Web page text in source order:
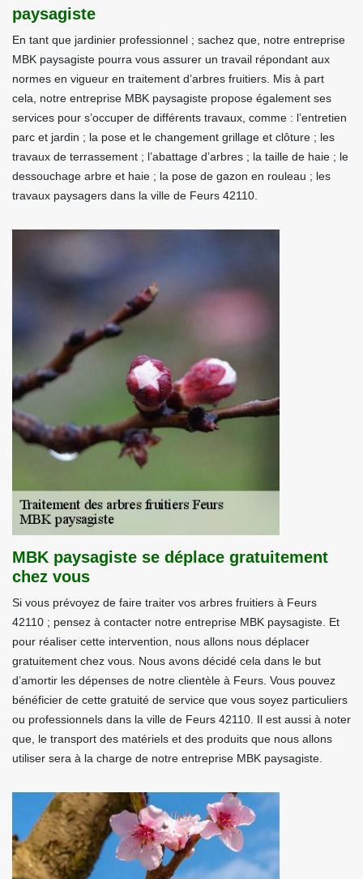
paysagiste
En tant que jardinier professionnel ; sachez que, notre entreprise
MBK paysagiste pourra vous assurer un travail répondant aux
normes en vigueur en traitement d’arbres fruitiers. Mis à part
cela, notre entreprise MBK paysagiste propose également ses
services pour s’occuper de différents travaux, comme : l’entretien
parc et jardin ; la pose et le changement grillage et clôture ; les
travaux de terrassement ; l’abattage d’arbres ; la taille de haie ; le
dessouchage arbre et haie ; la pose de gazon en rouleau ; les
travaux paysagers dans la ville de Feurs 42110.
MBK paysagiste se déplace gratuitement
chez vous
Si vous prévoyez de faire traiter vos arbres fruitiers à Feurs
42110 ; pensez à contacter notre entreprise MBK paysagiste. Et
pour réaliser cette intervention, nous allons nous déplacer
gratuitement chez vous. Nous avons décidé cela dans le but
d’amortir les dépenses de notre clientèle à Feurs. Vous pouvez
bénéficier de cette gratuité de service que vous soyez particuliers
ou professionnels dans la ville de Feurs 42110. Il est aussi à noter
que, le transport des matériels et des produits que nous allons
utiliser sera à la charge de notre entreprise MBK paysagiste.